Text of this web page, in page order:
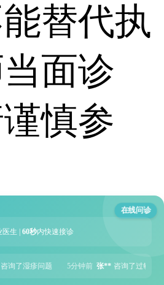
替代执
面诊
慎参
在线问诊
医生 | 60秒内快速接诊
询了过敏性鼻炎问题 6分钟前 周** 咨询了胃